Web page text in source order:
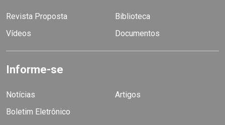
Revista Proposta
Biblioteca
Vídeos
Documentos
Informe-se
Notícias
Artigos
Boletim Eletrônico